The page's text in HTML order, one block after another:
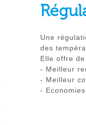
Une
des
Elle offre
- Meilleur
- Meilleur
-